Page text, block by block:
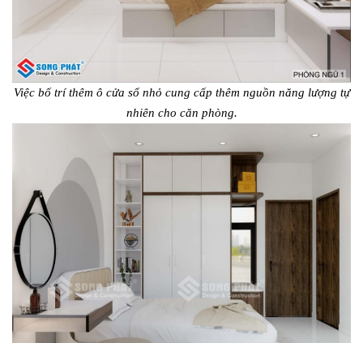
Việc bố trí thêm ô cửa sổ nhỏ cung cấp thêm nguồn năng lượng tự
nhiên cho căn phòng.